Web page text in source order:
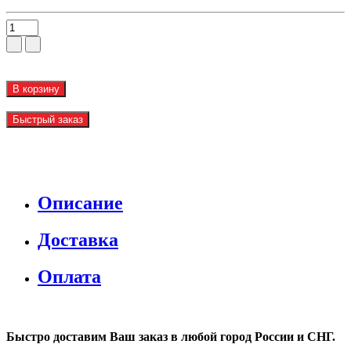
В корзину
Быстрый заказ
Описание
Доставка
Оплата
Быстро доставим Ваш заказ в любой город России и СНГ.